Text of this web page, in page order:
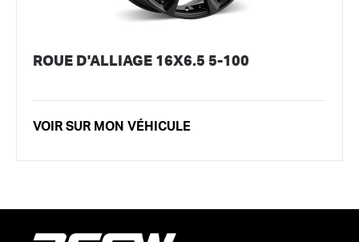
ROUE D'ALLIAGE 16X6.5 5-100
VOIR SUR MON VÉHICULE